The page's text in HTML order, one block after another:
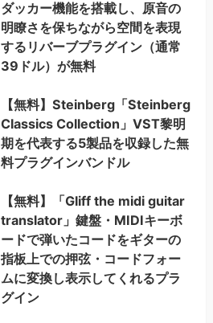
ダッカー機能を搭載し、原音の
明瞭さを保ちながら空間を表現
するリバーブプラグイン（通常
39ドル）が無料
【無料】Steinberg「Steinberg
Classics Collection」VST黎明
期を代表する5製品を収録した無
料プラグインバンドル
【無料】「Gliff the midi guitar
translator」鍵盤・MIDIキーボ
ードで弾いたコードをギターの
指板上での押弦・コードフォー
ムに変換し表示してくれるプラ
グイン